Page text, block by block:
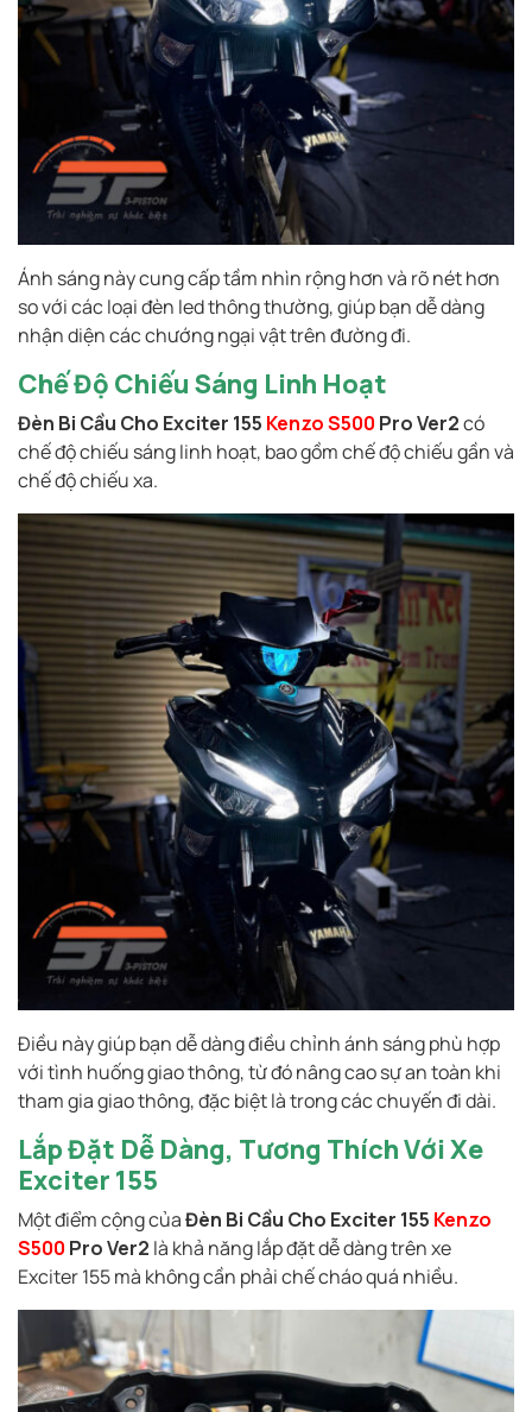
Ánh sáng này cung cấp tầm nhìn rộng hơn và rõ nét hơn
so với các loại đèn led thông thường, giúp bạn dễ dàng
nhận diện các chướng ngại vật trên đường đi.
Chế Độ Chiếu Sáng Linh Hoạt
Đèn Bi Cầu Cho Exciter 155 Kenzo S500 Pro Ver2có
chế độ chiếu sáng linh hoạt, bao gồm chế độ chiếu gần và
chế độ chiếu xa.
Điều này giúp bạn dễ dàng điều chỉnh ánh sáng phù hợp
với tình huống giao thông, từ đó nâng cao sự an toàn khi
tham gia giao thông, đặc biệt là trong các chuyến đi dài.
Lắp Đặt Dễ Dàng, Tương Thích Với Xe
Exciter 155
Một điểm cộng củaĐèn Bi Cầu Cho Exciter 155 Kenzo
S500 Pro Ver2 là khả năng lắp đặt dễ dàng trên xe
Exciter 155 mà không cần phải chế cháo quá nhiều.